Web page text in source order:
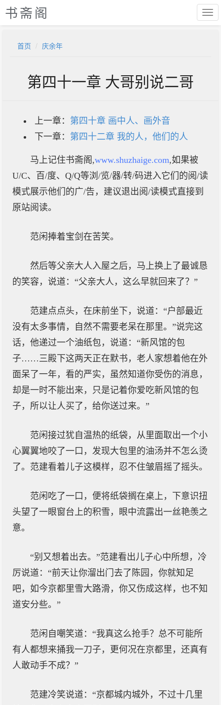
书斋阁
首页 庆余年
第四十一章 大哥别说二哥
上一章： 第四十章 画中人、画外音
下一章： 第四十二章 我的人，他们的人
马上记住书斋阁,www.shuzhaige.com,如果被
U/C、百/度、Q/Q等浏/览/器/转/码进入它们的阅/读
模式展示他们的广/告，建议退出阅/读模式直接到
原站阅读。
范闲捧着宝剑在苦笑。
然后等父亲大人入屋之后，马上换上了最诚恳
的笑容，说道：“父亲大人，这么早就回来了？”
范建点点头，在床前坐下，说道：“户部最近
没有太多事情，自然不需要老呆在那里。”说完这
话，他递过一个油纸包，说道：“新风馆的包
子……三殿下这两天正在默书，老人家想着他在外
面呆了一年，看的严实，虽然知道你受伤的消息，
却是一时不能出来，只是记着你爱吃新风馆的包
子，所以让人买了，给你送过来。”
范闲接过犹自温热的纸袋，从里面取出一个小
心翼翼地咬了一口，发现大包里的油汤并不怎么烫
了。范建看着儿子这模样，忍不住皱眉摇了摇头。
范闲吃了一口，便将纸袋搁在桌上，下意识扭
头望了一眼窗台上的积雪，眼中流露出一丝艳羡之
意。
“别又想着出去。”范建看出儿子心中所想，冷
厉说道：“前天让你溜出门去了陈园，你就知足
吧，如今京都里雪大路滑，你又伤成这样，也不知
道安分些。”
范闲自嘲笑道：“我真这么抢手？总不可能所
有人都想来捅我一刀子，更何况在京都里，还真有
人敢动手不成？”
范建冷笑说道：“京都城内城外，不过十几里